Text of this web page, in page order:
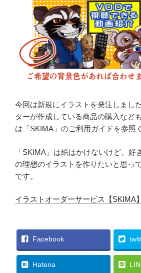
今回は新規にイラストを発注しまし
ターが作成している商品の購入など
は「SKIMA」のご利用ガイドを参照
「SKIMA」は絵はかけないけど、好
の理想のイラストを作りたいと思っ
です。
イラストオーダーサービス【SKIMA
Facebook
Hatena